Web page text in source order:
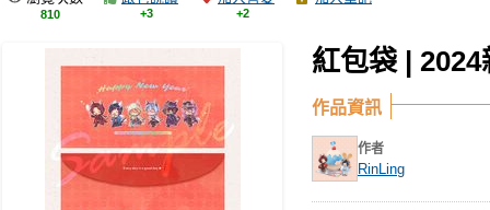
810 +3 +2
紅包袋 | 2024
作品資訊
作者
RinLing